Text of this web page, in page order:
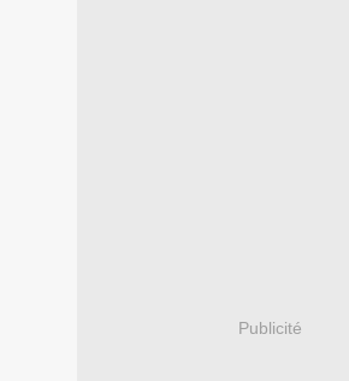
Publicité